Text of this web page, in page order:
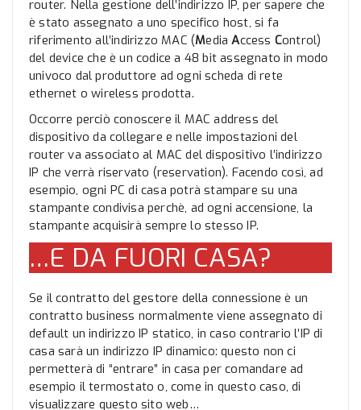
router. Nella gestione dell’indirizzo IP, per sapere che
è stato assegnato a uno specifico host, si fa
riferimento all’indirizzo MAC (MediaAccess Control)
del device che è un codice a 48 bit assegnato in modo
univoco dal produttore ad ogni scheda di rete
ethernet o wireless prodotta.
Occorre perciò conoscere il MAC address del
dispositivo da collegare e nelle impostazioni del
router va associato al MAC del dispositivo l’indirizzo
IP che verrà riservato (reservation). Facendo così, ad
esempio, ogni PC di casa potrà stampare su una
stampante condivisa perchè, ad ogni accensione, la
stampante acquisirà sempre lo stesso IP.
…E DA FUORI CASA?
Se il contratto del gestore della connessione è un
contratto business normalmente viene assegnato di
default un indirizzo IP statico, in caso contrario l’IP di
casa sarà un indirizzo IP dinamico: questo non ci
permetterà di “entrare” in casa per comandare ad
esempio il termostato o, come in questo caso, di
visualizzare questo sito web…